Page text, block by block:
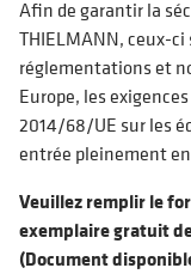
Afin de garantir la
THIELMANN, ceux-
réglementations et
Europe, les
2014/68/UE sur les
entrée pleinement
Veuillez remplir le
exemplaire gratuit
(Document